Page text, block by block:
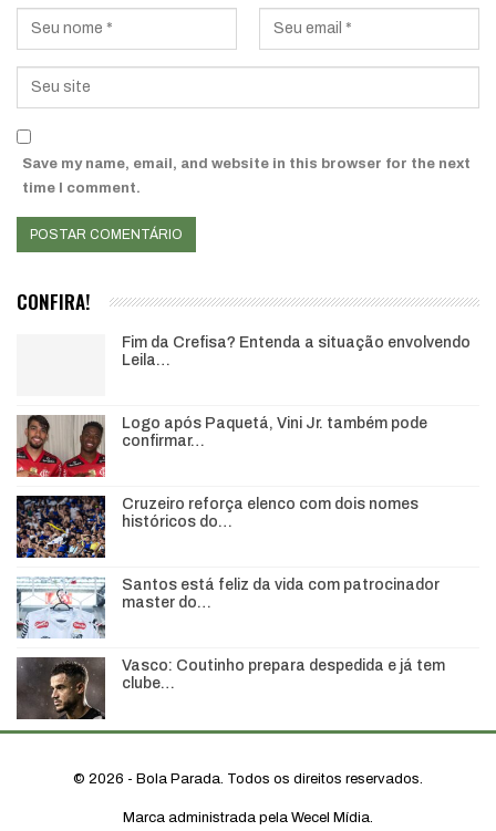
Save my name, email, and website in this browser for the next
time I comment.
CONFIRA!
Fim da Crefisa? Entenda a situação envolvendo
Leila…
Logo após Paquetá, Vini Jr. também pode
confirmar…
Cruzeiro reforça elenco com dois nomes
históricos do…
Santos está feliz da vida com patrocinador
master do…
Vasco: Coutinho prepara despedida e já tem
clube…
© 2026 - Bola Parada. Todos os direitos reservados.
Marca administrada pela Wecel Mídia.